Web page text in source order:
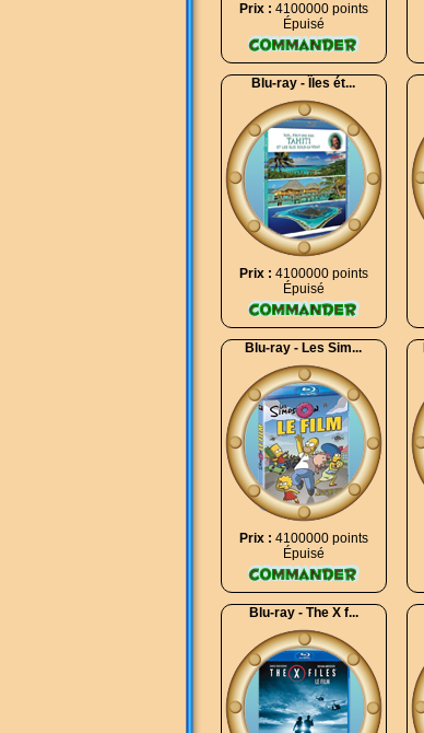
Prix : 4100000 points
Épuisé
Blu-ray - Îles ét...
Prix : 4100000 points
Épuisé
Blu-ray - Les Sim...
Prix : 4100000 points
Épuisé
Blu-ray - The X f...